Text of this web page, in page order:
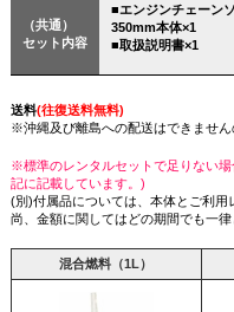
（共通）
セット内容
■エンジンチェーン
350mm本体×1
■取扱説明書×1
送料(往復送料無料)
※沖縄及び離島への配送はできません
※標準のレンタルセットで足りない
記に記載しています。)
(別)付属品については、本体とご利用
尚、金額に関してはどの期間でも一律
混合燃料（1L）